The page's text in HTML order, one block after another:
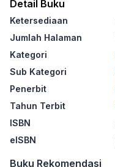
Detail Buku
Ketersediaan
Jumlah Halaman
Kategori
Sub Kategori
Penerbit
Tahun Terbit
ISBN
eISBN
Buku Rekomendasi